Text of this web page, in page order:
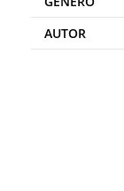
AUTOR